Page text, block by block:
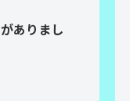
ありまし